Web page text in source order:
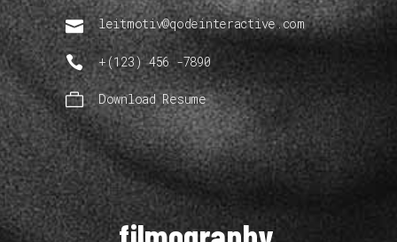
leitmotiv@qodeinteractive.com
+(123) 456 -7890
Download Resume